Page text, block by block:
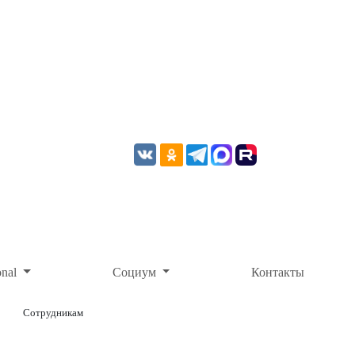
Социум Контакты
Сотрудникам